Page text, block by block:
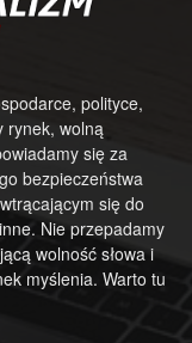
polityce,
rynek, wolną
się za
bezpieczeństwa
się do
Nie przepadamy
wolność słowa i
myślenia. Warto tu